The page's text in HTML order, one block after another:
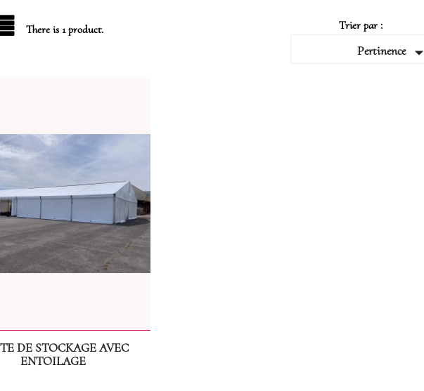
There is 1 product. Trier par :
Pertinence 
DE STOCKAGE AVEC
ENTOILAGE